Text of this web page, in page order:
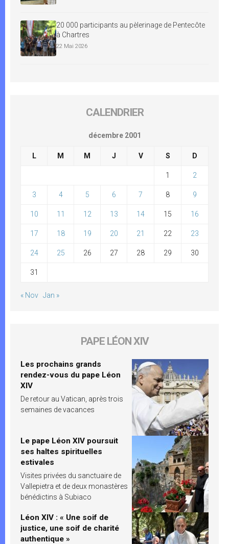
20 000 participants au pèlerinage de Pentecôte
à Chartres
22 Mai 2026
CALENDRIER
décembre 2001
L M M J V S D
1 2
3 4 5 6 7 8 9
10 11 12 13 14 15 16
17 18 19 20 21 22 23
24 25 26 27 28 29 30
31
« Nov Jan »
PAPE LÉON XIV
Les prochains grands
rendez-vous du pape Léon
XIV
De retour au Vatican, après trois
semaines de vacances
Le pape Léon XIV poursuit
ses haltes spirituelles
estivales
Visites privées du sanctuaire de
Vallepietra et de deux monastères
bénédictins à Subiaco
Léon XIV : « Une soif de
justice, une soif de charité
authentique »